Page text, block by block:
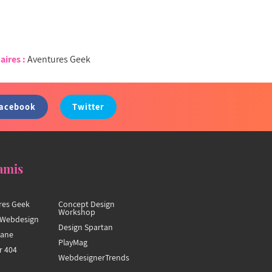
:Aventures Geek
Twitter
Geek
404
Concept Design
Workshop
Design Spartan
PlayMag
WebdesignerTrends